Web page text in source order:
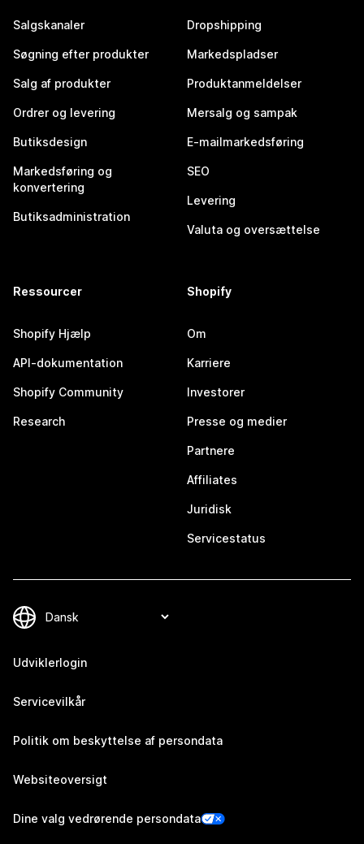
Salgskanaler
Søgning efter produkter
Salg af produkter
Ordrer og levering
Butiksdesign
Markedsføring og
konvertering
Butiksadministration
Dropshipping
Markedspladser
Produktanmeldelser
Mersalg og sampak
E-mailmarkedsføring
SEO
Levering
Valuta og oversættelse
Ressourcer
Shopify Hjælp
API-dokumentation
Shopify Community
Research
Shopify
Om
Karriere
Investorer
Presse og medier
Partnere
Affiliates
Juridisk
Servicestatus
Udviklerlogin
Servicevilkår
Politik om beskyttelse af persondata
Websiteoversigt
Dine valg vedrørende persondata